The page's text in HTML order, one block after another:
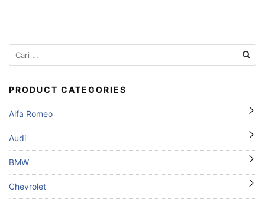
Cari
untuk:
PRODUCT CATEGORIES
Alfa Romeo
Audi
BMW
Chevrolet